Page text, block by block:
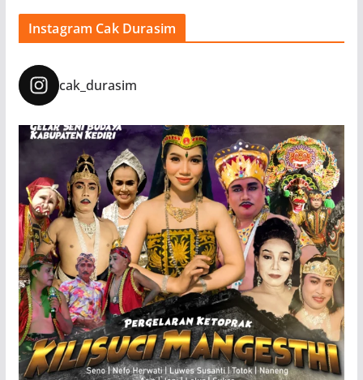
Instagram Cak Durasim
cak_durasim